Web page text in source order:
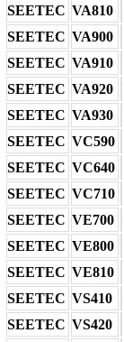
SEETEC VA810
SEETEC VA900
SEETEC VA910
SEETEC VA920
SEETEC VA930
SEETEC VC590
SEETEC VC640
SEETEC VC710
SEETEC VE700
SEETEC VE800
SEETEC VE810
SEETEC VS410
SEETEC VS420